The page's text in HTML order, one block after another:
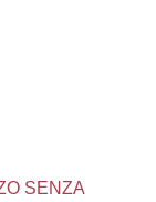
SENZA